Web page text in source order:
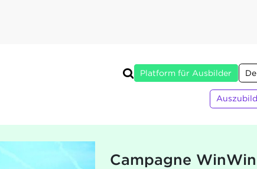
Platform für Ausbilder De
Campagne WinWin